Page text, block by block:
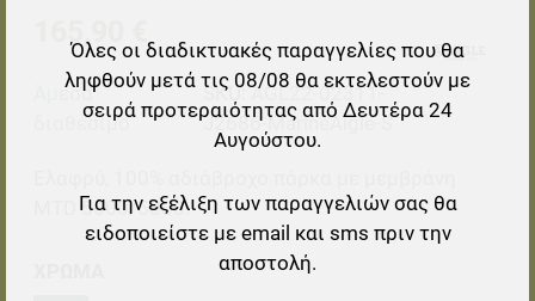
Άμεσα
διαθέσιμο
SKU: AGL22-02311-
J2686-MarineAigle-S
MTD 5000/5000.
Όλες οι διαδικτυακές παραγγελίες που θα
ληφθούν μετά τις 08/08 θα εκτελεστούν με
σειρά προτεραιότητας από Δευτέρα 24
Αυγούστου.
Για την εξέλιξη των παραγγελιών σας θα
ειδοποιείστε με email και sms πριν την
αποστολή.